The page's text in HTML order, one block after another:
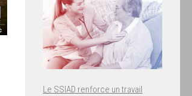
Le SSIAD renforce un travail